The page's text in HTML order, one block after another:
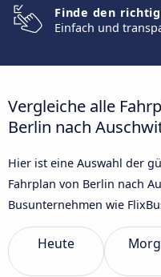
Finde den
Einfach und
Vergleiche alle
Berlin nach
Hier ist eine Auswahl der
Fahrplan von Berlin nach
Busunternehmen wie
Heute